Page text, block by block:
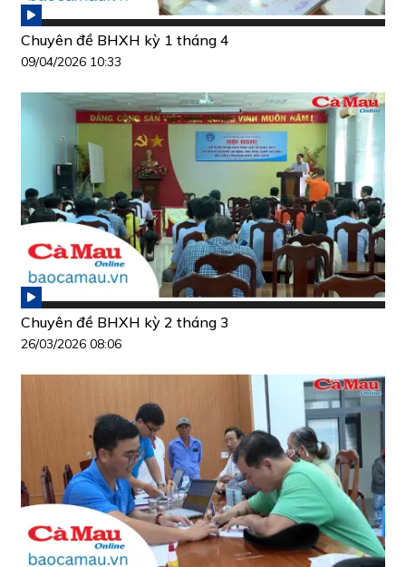
Chuyên đề BHXH kỳ 1 tháng 4
09/04/2026 10:33
Chuyên đề BHXH kỳ 2 tháng 3
26/03/2026 08:06